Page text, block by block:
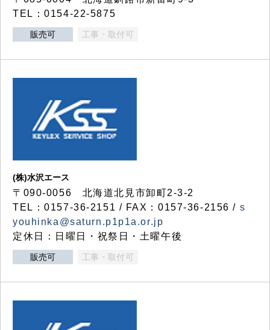
TEL：0154-22-5875
販売可 工事・取付可
(株)水沢エース
〒090-0056 北海道北見市卸町2-3-2
TEL：0157-36-2151 / FAX：0157-36-2156 / s
youhinka@saturn.p1p1a.or.jp
定休日：日曜日・祝祭日・土曜午後
販売可 工事・取付可